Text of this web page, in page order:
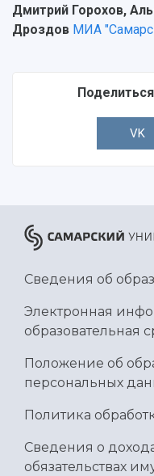
Дмитрий Горохов,
Дроздов МИА
VK
Сведения об
Электронная
образовательная
Положение об
персональных
Политика
Сведения о
обязательствах